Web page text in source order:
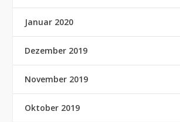
Januar 2020
Dezember 2019
November 2019
Oktober 2019